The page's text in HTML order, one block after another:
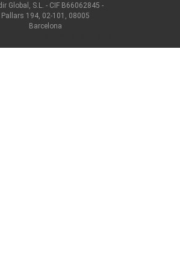
Global, S.L. - CIF B66062845 -
Pallars 194, 02-101, 08005
Barcelona